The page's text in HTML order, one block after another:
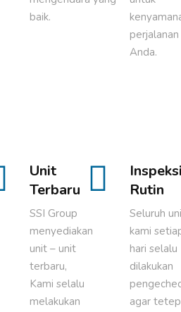
baik.
perjalanan
Anda.
Unit
Terbaru
SSI Group
menyediakan
unit – unit
terbaru,
Kami selalu
melakukan
Rutin
Seluruh
kami
hari selalu
dilakukan
agar tetep